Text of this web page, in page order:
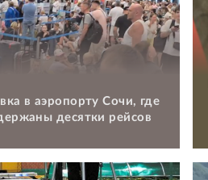
в аэропорту Сочи, где
десятки рейсов